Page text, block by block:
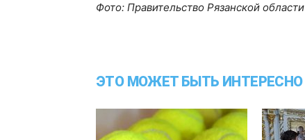
Фото: Правительство Рязанской области
ЭТО МОЖЕТ БЫТЬ ИНТЕРЕСНО